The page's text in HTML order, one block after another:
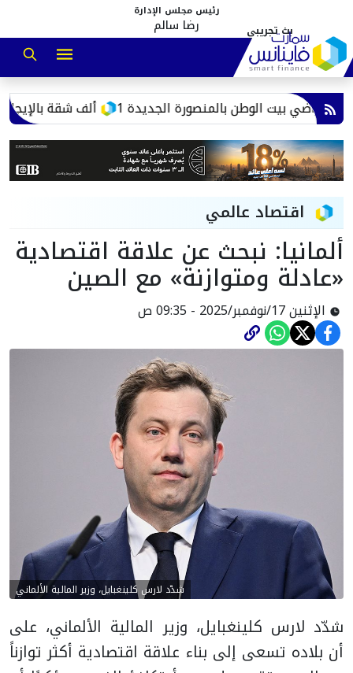
رئيس مجلس الإدارة
رضا سالم
15 ألف شقة أراضي بيت الوطن بالمنصورة الجديدة
اقتصاد عالمي
ألمانيا: نبحث عن علاقة اقتصادية
«عادلة ومتوازنة» مع الصين
الإثنين 17/نوفمبر/2025 - 09:35 ص
شدّد لارس كلينغبايل، وزير المالية الألماني
شدّد لارس كلينغبايل، وزير المالية الألماني، على
أن بلاده تسعى إلى بناء علاقة اقتصادية أكثر توازناً